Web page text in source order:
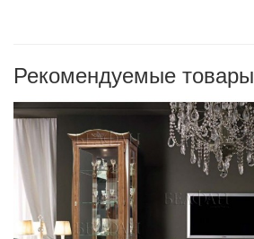
Рекомендуемые товары